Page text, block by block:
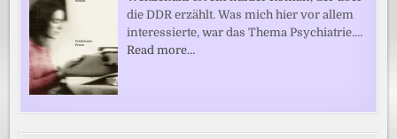
die DDR erzählt. Was mich hier vor allem
interessierte, war das Thema Psychiatrie.…
Read more…